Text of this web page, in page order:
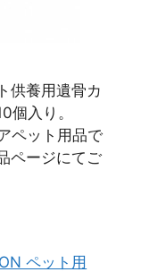
供養用遺骨カ
個入り。
ペット用品で
ページにてご
ペット用